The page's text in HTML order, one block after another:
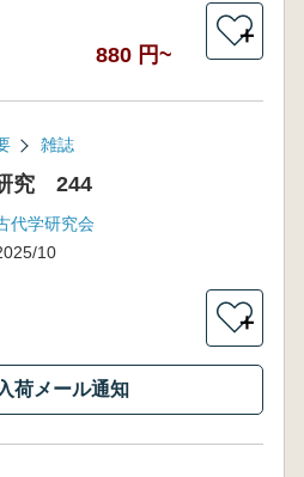
880 円~
＋
雑誌
究 244
代学研究会
10
＋
荷メール通知